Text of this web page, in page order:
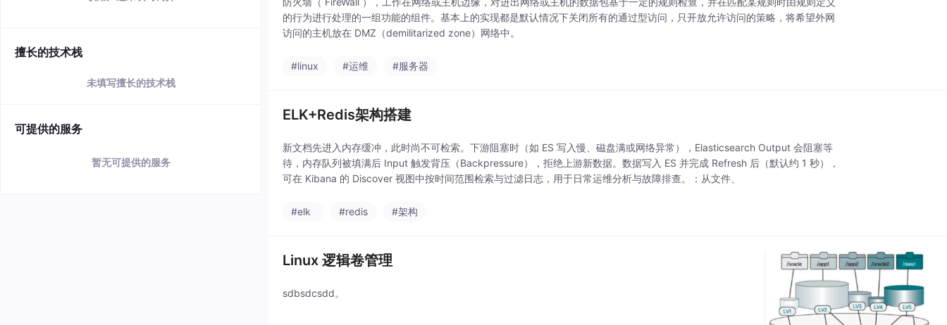
擅长的技术栈
未填写擅长的技术栈
可提供的服务
暂无可提供的服务
的行为进行处理的一组功能的组件。基本上的实现都是默认情况下关闭所有的通过型访问，只开放允许访问的策略，将希望外网
访问的主机放在 DMZ（demilitarized zone）网络中。
#linux #运维 #服务器
ELK+Redis架构搭建
新文档先进入内存缓冲，此时尚不可检索。下游阻塞时（如 ES 写入慢、磁盘满或网络异常），Elasticsearch Output 会阻塞等
待，内存队列被填满后 Input 触发背压（Backpressure），拒绝上游新数据。数据写入 ES 并完成 Refresh 后（默认约 1 秒），
可在 Kibana 的 Discover 视图中按时间范围检索与过滤日志，用于日常运维分析与故障排查。：从文件、
#elk #redis #架构
Linux 逻辑卷管理
sdbsdcsdd。